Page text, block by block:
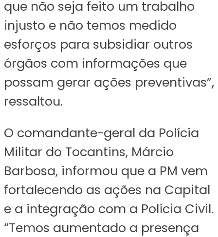
que não seja feito um trabalho
injusto e não temos medido
esforços para subsidiar outros
órgãos com informações que
possam gerar ações preventivas”,
ressaltou.
O comandante-geral da Polícia
Militar do Tocantins, Márcio
Barbosa, informou que a PM vem
fortalecendo as ações na Capital
e a integração com a Polícia Civil.
“Temos aumentado a presença